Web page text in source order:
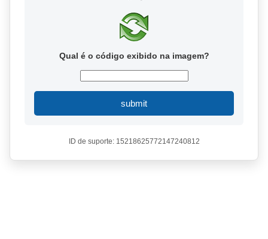
Qual é o código exibido na imagem?
submit
ID de suporte: 15218625772147240812